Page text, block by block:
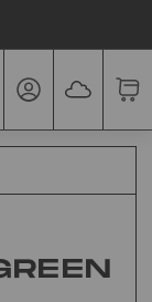
Go to account